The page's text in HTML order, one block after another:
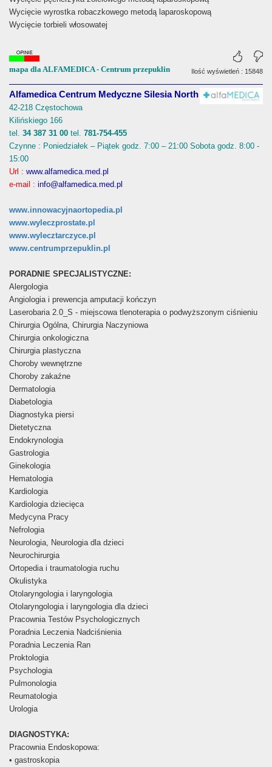
Wycięcie wyrostka robaczkowego metodą laparoskopową
Wycięcie torbieli włosowatej
mapa dla ALFAMEDICA - Centrum przepuklin Ilość wyświetleń : 15848
Alfamedica Centrum Medyczne Silesia North
42-218 Częstochowa
Kilińskiego 166
tel. 34 387 31 00 tel. 781-754-455
Czynne : Poniedziałek – Piątek godz. 7:00 – 21:00 Sobota godz. 8:00 -
15:00
Url : www.alfamedica.med.pl
e-mail : info@alfamedica.med.pl
www.innowacyjnaortopedia.pl
www.wyleczprostate.pl
www.wylecztarczyce.pl
www.centrumprzepuklin.pl
PORADNIE SPECJALISTYCZNE:
Alergologia
Angiologia i prewencja amputacji kończyn
Laserobaria 2.0_S - miejscowa tlenoterapia o podwyższonym ciśnieniu
Chirurgia Ogólna, Chirurgia Naczyniowa
Chirurgia onkologiczna
Chirurgia plastyczna
Choroby wewnętrzne
Choroby zakaźne
Dermatologia
Diabetologia
Diagnostyka piersi
Dietetyczna
Endokrynologia
Gastrologia
Ginekologia
Hematologia
Kardiologia
Kardiologia dziecięca
Medycyna Pracy
Nefrologia
Neurologia, Neurologia dla dzieci
Neurochirurgia
Ortopedia i traumatologia ruchu
Okulistyka
Otolaryngologia i laryngologia
Otolaryngologia i laryngologia dla dzieci
Pracownia Testów Psychologicznych
Poradnia Leczenia Nadciśnienia
Poradnia Leczenia Ran
Proktologia
Psychologia
Pulmonologia
Reumatologia
Urologia
DIAGNOSTYKA:
Pracownia Endoskopowa:
• gastroskopia